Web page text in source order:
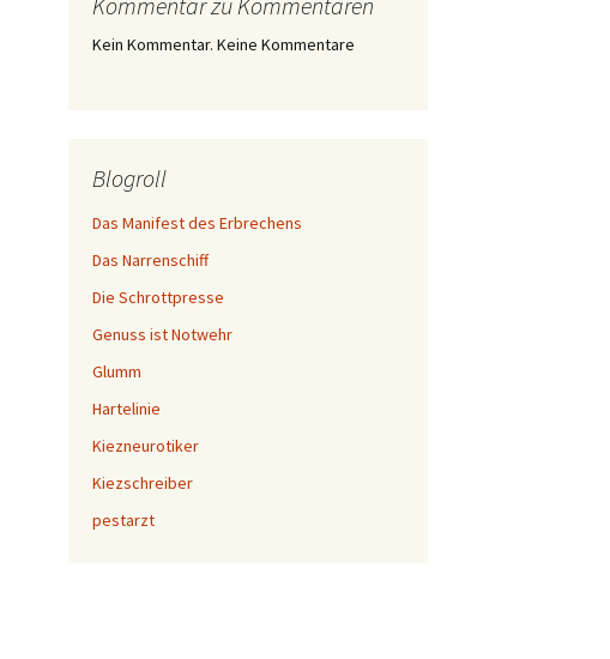
Kein Kommentar. Keine Kommentare
Blogroll
Das Manifest des Erbrechens
Das Narrenschiff
Die Schrottpresse
Genuss ist Notwehr
Glumm
Hartelinie
Kiezneurotiker
Kiezschreiber
pestarzt